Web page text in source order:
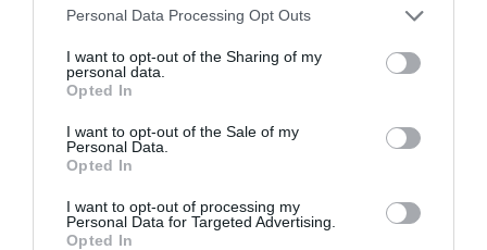
Please note that this website/app uses one or more Google
not limited to your visit or usage behaviour. You may click to
grant or deny consent to Google and its third-party tags to
use your data for below specified purposes in below Google
consent section.
Personal Data Processing Opt Outs
I want to opt-out of the Sharing of my
personal data.
Opted In
I want to opt-out of the Sale of my
Personal Data.
Opted In
I want to opt-out of processing my
Personal Data for Targeted Advertising.
Opted In
Share Tweet